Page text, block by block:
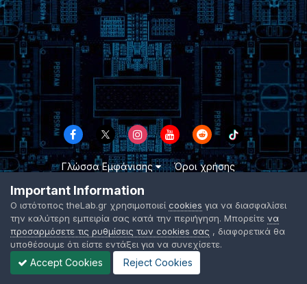
Γλώσσα Εμφάνισης
Όροι χρήσης
TheLab.gr 2003 -
Powered by Invision Community
Important Information
Ο ιστότοπος theLab.gr χρησιμοποιεί cookies για να διασφαλίσει
την καλύτερη εμπειρία σας κατά την περιήγηση. Μπορείτε να
προσαρμόσετε τις ρυθμίσεις των cookies σας , διαφορετικά θα
υποθέσουμε ότι είστε εντάξει για να συνεχίσετε.
Accept Cookies Reject Cookies